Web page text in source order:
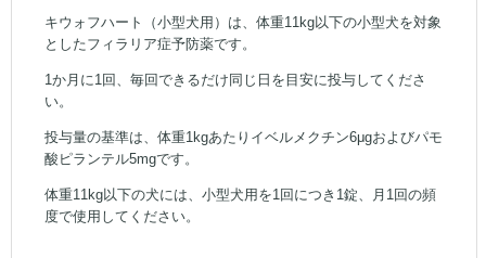
キウォフハート（小型犬用）は、体重11kg以下の小型犬を対象
としたフィラリア症予防薬です。
1か月に1回、毎回できるだけ同じ日を目安に投与してくださ
い。
投与量の基準は、体重1kgあたりイベルメクチン6μgおよびパモ
酸ピランテル5mgです。
体重11kg以下の犬には、小型犬用を1回につき1錠、月1回の頻
度で使用してください。